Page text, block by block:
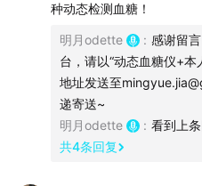
很难劝的老人，动态血
血糖平稳可以用来辅助
把观察到的血糖数据
种动态检测血糖！
明月odette : 感谢留
台，请以“动态血糖仪+
地址发送至
递寄送~
明月odette
: 看到上
共4条回复